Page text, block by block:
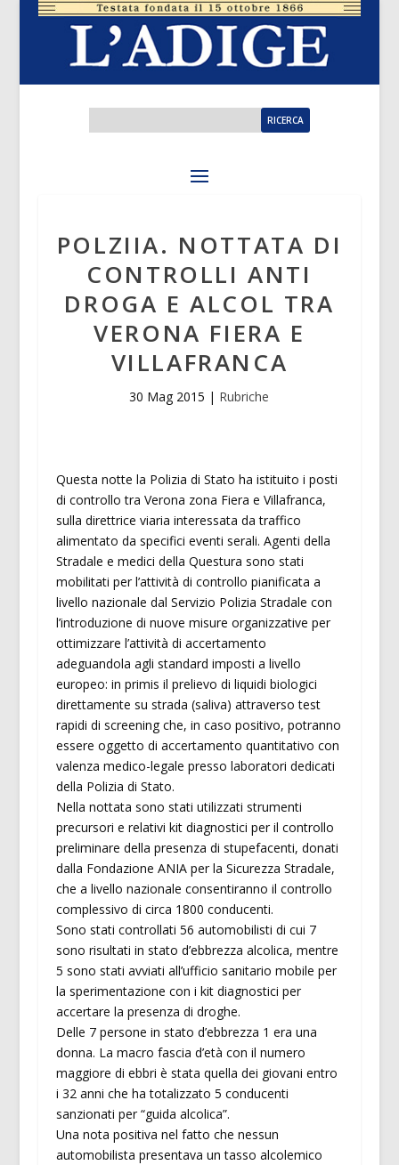
POLZIIA. NOTTATA DI
CONTROLLI ANTI
DROGA E ALCOL TRA
VERONA FIERA E
VILLAFRANCA
30 Mag 2015 | Rubriche
Questa notte la Polizia di Stato ha istituito i posti
di controllo tra Verona zona Fiera e Villafranca,
sulla direttrice viaria interessata da traffico
alimentato da specifici eventi serali. Agenti della
Stradale e medici della Questura sono stati
mobilitati per l’attività di controllo pianificata a
livello nazionale dal Servizio Polizia Stradale con
l’introduzione di nuove misure organizzative per
ottimizzare l’attività di accertamento
adeguandola agli standard imposti a livello
europeo: in primis il prelievo di liquidi biologici
direttamente su strada (saliva) attraverso test
rapidi di screening che, in caso positivo, potranno
essere oggetto di accertamento quantitativo con
valenza medico-legale presso laboratori dedicati
della Polizia di Stato.
Nella nottata sono stati utilizzati strumenti
precursori e relativi kit diagnostici per il controllo
preliminare della presenza di stupefacenti, donati
dalla Fondazione ANIA per la Sicurezza Stradale,
che a livello nazionale consentiranno il controllo
complessivo di circa 1800 conducenti.
Sono stati controllati 56 automobilisti di cui 7
sono risultati in stato d’ebbrezza alcolica, mentre
5 sono stati avviati all’ufficio sanitario mobile per
la sperimentazione con i kit diagnostici per
accertare la presenza di droghe.
Delle 7 persone in stato d’ebbrezza 1 era una
donna. La macro fascia d’età con il numero
maggiore di ebbri è stata quella dei giovani entro
i 32 anni che ha totalizzato 5 conducenti
sanzionati per “guida alcolica”.
Una nota positiva nel fatto che nessun
automobilista presentava un tasso alcolemico